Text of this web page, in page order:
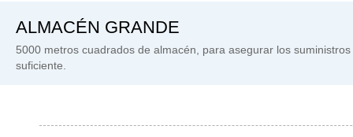
ALMACÉN GRANDE
5000 metros cuadrados de almacén, para asegurar los suministros
suficiente.